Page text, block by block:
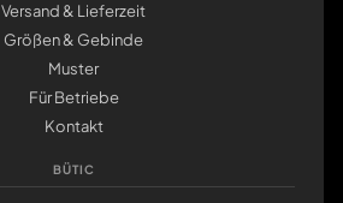
Versand & Lieferzeit
Größen & Gebinde
Muster
Für Betriebe
Kontakt
BÜTIC